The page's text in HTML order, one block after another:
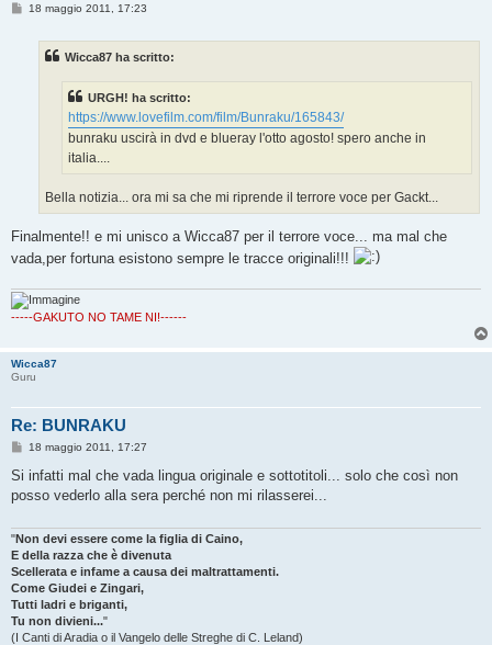
M18 maggio 2011, 17:23
Wicca87 ha scritto:
URGH! ha scritto:
https://www.lovefilm.com/film/Bunraku/165843/
bunraku uscirà in dvd e blueray l'otto agosto! spero anche in
italia....
Bella notizia... ora mi sa che mi riprende il terrore voce per Gackt...
Finalmente!! e mi unisco a Wicca87 per il terrore voce... ma mal che
vada,per fortuna esistono sempre le tracce originali!!!
-----GAKUTO NO TAME NI!------
Wicca87
Guru
Re: BUNRAKU
M
s
a
i
o
18 maggio 2011, 17:27
Si infatti mal che vada lingua originale e sottotitoli... solo che così non
posso vederlo alla sera perché non mi rilasserei...
"Non devi essere come la figlia di Caino,
E della razza che è divenuta
Scellerata e infame a causa dei maltrattamenti.
Come Giudei e Zingari,
Tutti ladri e briganti,
Tu non divieni..."
(I Canti di Aradia o il Vangelo delle Streghe di C. Leland)